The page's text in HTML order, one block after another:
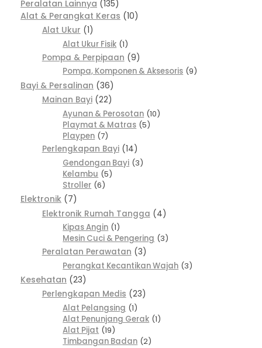
Peralatan Lainnya 135
Alat & Perangkat Keras 10
Alat Ukur
1
Alat Ukur Fisik 1
Pompa & Perpipaan
9
Pompa, Komponen & Aksesoris 9
Bayi & Persalinan 36
Mainan Bayi 22
Ayunan & Perosotan 10
Playmat & Matras 5
Playpen 7
Perlengkapan Bayi 14
Gendongan Bayi 3
Kelambu 5
Stroller 6
Elektronik 7
Elektronik Rumah Tangga
4
Kipas Angin 1
Mesin Cuci & Pengering 3
Peralatan Perawatan
3
Perangkat Kecantikan Wajah 3
Kesehatan 23
Perlengkapan Medis
23
Alat Pelangsing 1
Alat Penunjang Gerak 1
Alat Pijat 19
Timbangan Badan 2